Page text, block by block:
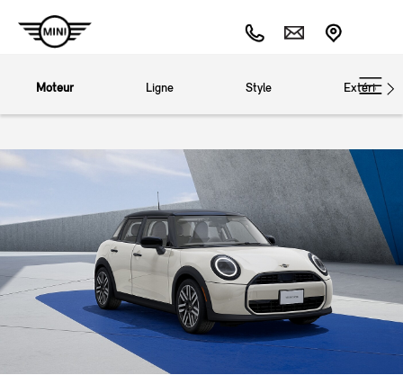
Moteur Ligne Style Extérieur